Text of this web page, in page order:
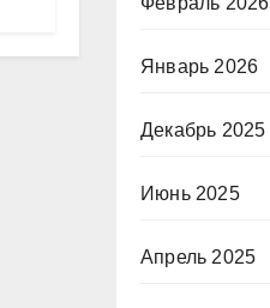
Январь 2026
Декабрь 2025
Июнь 2025
Апрель 2025